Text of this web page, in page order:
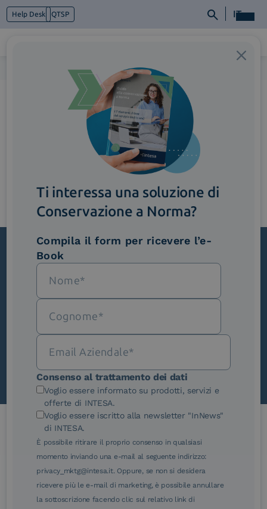
Help Desk QTSP IT
Cosa facciamo
Slider_PaperARERA
Iscriviti alla newsletter
Novità, iniziative ed eventi dal mondo della
Scopri InNews
Le nostre certificazioni
Ti interessa una soluzione di
Conservazione a Norma?
Compila il form per ricevere l’e-
Book
Consenso al trattamento dei dati
Voglio essere informato su prodotti, servizi e
offerte di INTESA.
Voglio essere iscritto alla newsletter "InNews"
di INTESA.
È possibile ritirare il proprio consenso in qualsiasi
momento inviando una e-mail al seguente indirizzo:
privacy_mktg@intesa.it. Oppure, se non si desidera
ricevere più le e-mail di marketing, è possibile annullare
la sottoscrizione facendo clic sul relativo link di